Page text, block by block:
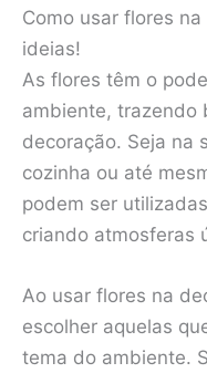
Como usar flores
ideias!
As flores têm o
ambiente, trazendo
decoração. Seja na
cozinha ou até
podem ser
criando atmosferas
Ao usar flores na
escolher aquelas
tema do ambiente.